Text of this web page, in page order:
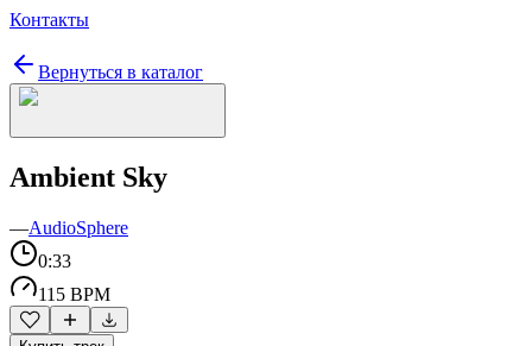
Контакты
Вернуться в каталог
Ambient Sky
—AudioSphere
0:33
115 BPM